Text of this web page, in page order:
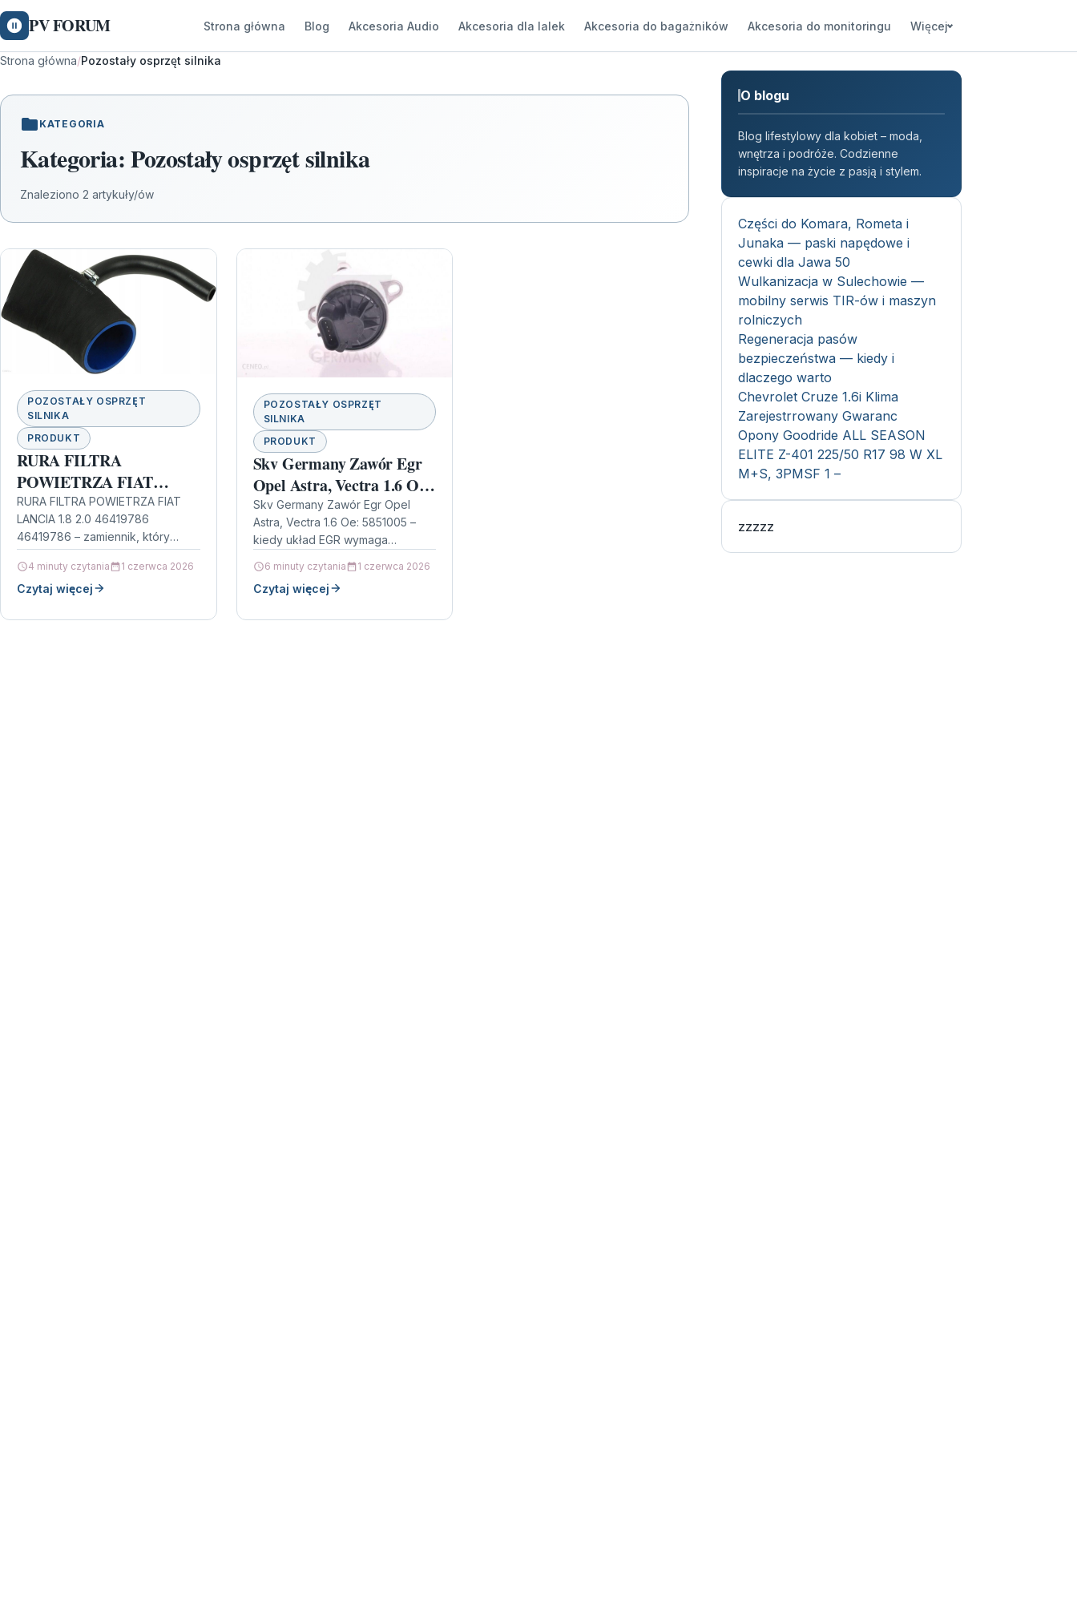
PV FORUM Strona główna Blog Akcesoria Audio Akcesoria dla lalek Akcesoria do bagażników Akcesoria do monitoringu Więcej
Strona główna/Pozostały osprzęt silnika
KATEGORIA
Kategoria:Pozostały osprzęt silnika
Znaleziono 2 artykuły/ów
POZOSTAŁY OSPRZĘT
SILNIKA
PRODUKT
RURA FILTRA
POWIETRZA FIAT
LANCIA 1.8 2.0 46419786
46419786
RURA FILTRA POWIETRZA FIAT
LANCIA 1.8 2.0 46419786
46419786 – zamiennik, który
trzyma parametry Jeśli w Twoim
aucie liczy się sprawne zasysanie
powietrza i…
4 minuty czytania 1 czerwca 2026
Czytaj więcej
POZOSTAŁY OSPRZĘT
SILNIKA
PRODUKT
Skv Germany Zawór Egr
Opel Astra, Vectra 1.6 Oe:
5851005
Skv Germany Zawór Egr Opel
Astra, Vectra 1.6 Oe: 5851005 –
kiedy układ EGR wymaga
(Exhaust Gas Recirculation)
kluczowe znaczenie…
6 minuty czytania 1 czerwca 2026
Czytaj więcej
O blogu
Blog lifestylowy dla kobiet – moda,
wnętrza i podróże. Codzienne
inspiracje na życie z pasją i stylem.
Części do Komara, Rometa i
Junaka — paski napędowe i
cewki dla Jawa 50
Wulkanizacja w Sulechowie —
mobilny serwis TIR-ów i maszyn
rolniczych
Regeneracja pasów
bezpieczeństwa — kiedy i
dlaczego warto
Chevrolet Cruze 1.6i Klima
Zarejestrrowany Gwaranc
Opony Goodride ALL SEASON
ELITE Z-401 225/50 R17 98 W XL
M+S, 3PMSF 1 –
zzzzz